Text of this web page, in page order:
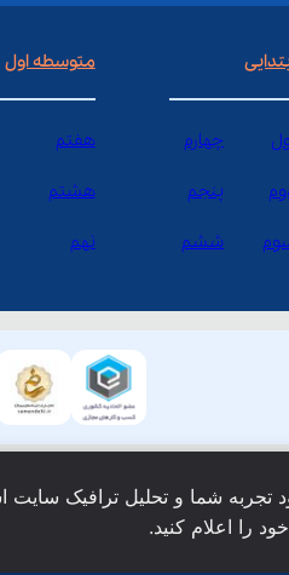
چهارم
پنجم
ششم
متوسطه اول
هفتم
هشتم
نهم
این وبسایت نزد شرکت فن
تجربه شما و تحلیل ترافیک سایت
را اعلام کنید.